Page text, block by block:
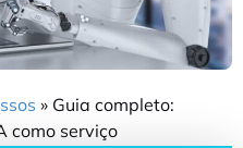
» Guia completo:
como serviço